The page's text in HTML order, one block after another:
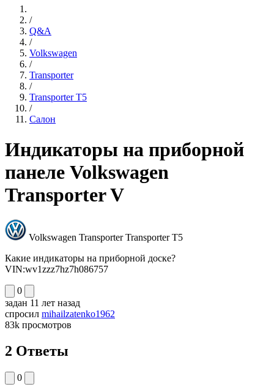
/
Q&A
/
Volkswagen
/
Transporter
/
Transporter T5
/
Салон
Индикаторы на приборной
панеле Volkswagen
Transporter V
Volkswagen Transporter Transporter T5
Какие индикаторы на приборной доске?
VIN:wv1zzz7hz7h086757
0
задан 11 лет назад
спросил mihailzatenko1962
83k просмотров
2 Ответы
0